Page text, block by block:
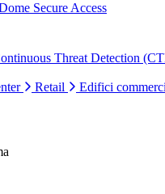
Secure Access
Threat Detection
Retail Edifici